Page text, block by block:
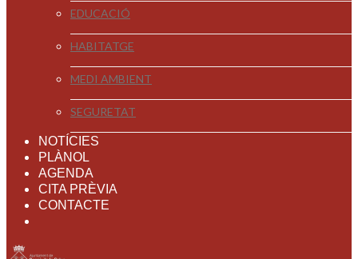
EDUCACIÓ
HABITATGE
MEDI AMBIENT
SEGURETAT
NOTÍCIES
PLÀNOL
AGENDA
CITA PRÈVIA
CONTACTE